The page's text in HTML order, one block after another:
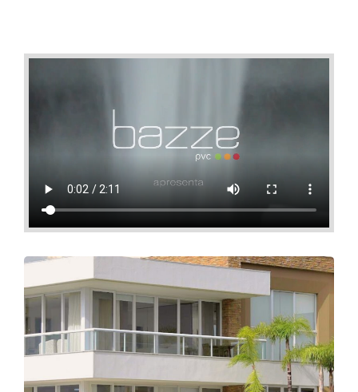
compreensão de suas necessidades até a perfeita
instalação realizada por nossa equipe de
especialistas.